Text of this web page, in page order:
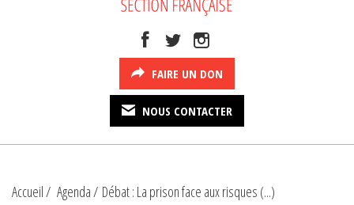
FAIRE UN DON
NOUS CONTACTER
Accueil Agenda Débat : La prison face aux risques (...)